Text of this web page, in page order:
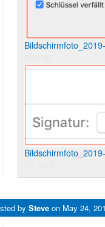
by Steve on May 24,